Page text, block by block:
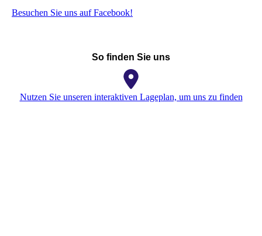
Besuchen Sie uns auf Facebook!
So finden Sie uns
Nutzen Sie unseren interaktiven Lageplan, um uns zu finden